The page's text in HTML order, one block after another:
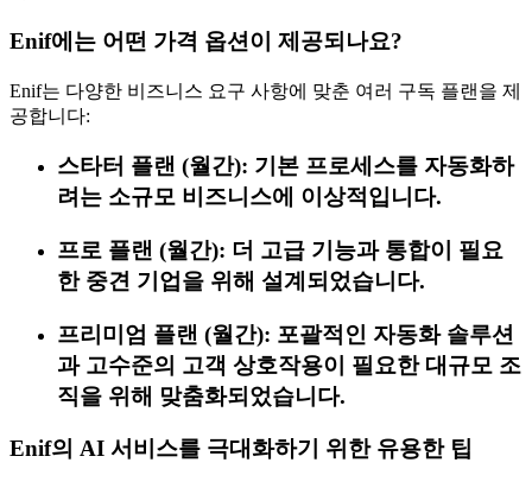
Enif에는 어떤 가격 옵션이 제공되나요?
Enif는 다양한 비즈니스 요구 사항에 맞춘 여러 구독 플랜을 제
공합니다:
스타터 플랜 (월간): 기본 프로세스를 자동화하
려는 소규모 비즈니스에 이상적입니다.
프로 플랜 (월간): 더 고급 기능과 통합이 필요
한 중견 기업을 위해 설계되었습니다.
프리미엄 플랜 (월간): 포괄적인 자동화 솔루션
과 고수준의 고객 상호작용이 필요한 대규모 조
직을 위해 맞춤화되었습니다.
Enif의 AI 서비스를 극대화하기 위한 유용한 팁